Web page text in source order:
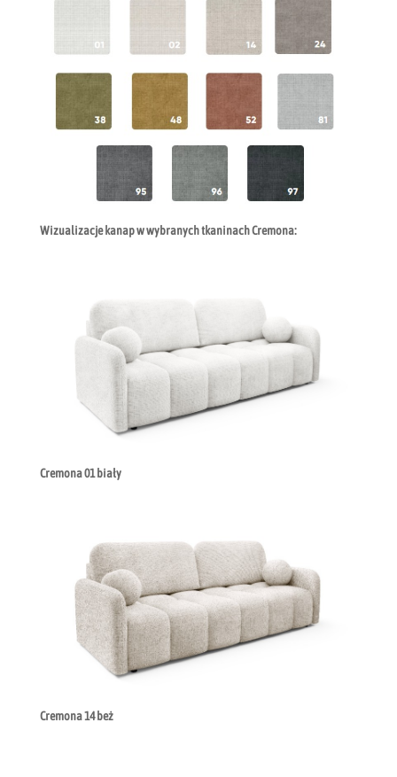
Wizualizacje kanap w wybranych tkaninach Cremona:
Cremona 01 biały
Cremona 14 beż